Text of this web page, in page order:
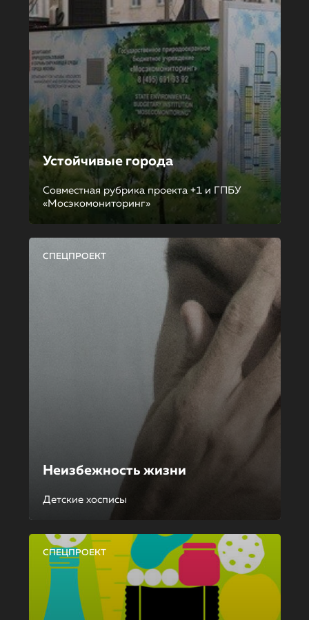
Устойчивые города
Совместная рубрика проекта +1 и ГПБУ
«Мосэкомониторинг»
СПЕЦПРОЕКТ
Неизбежность жизни
Детские хосписы
СПЕЦПРОЕКТ